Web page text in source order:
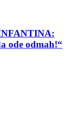
ode odmah!“